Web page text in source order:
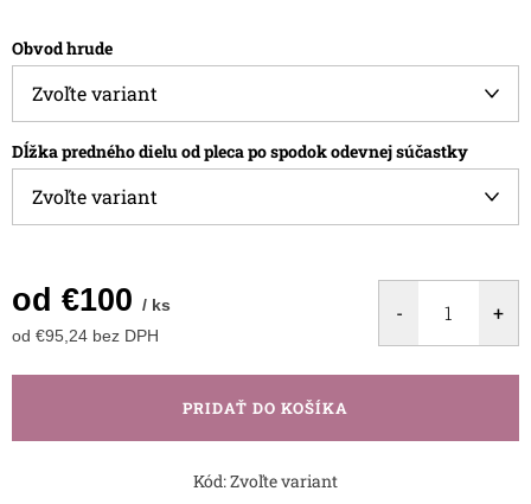
Obvod hrude
Dĺžka predného dielu od pleca po spodok odevnej súčastky
od €100 / ks
od €95,24 bez DPH
cena:
PRIDAŤ DO KOŠÍKA
Kód:Zvoľte variant